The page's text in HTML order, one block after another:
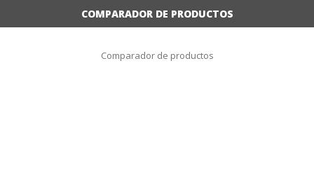
COMPARADOR DE PRODUCTOS
Comparador de productos